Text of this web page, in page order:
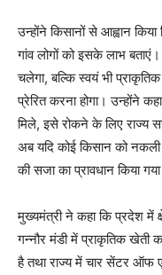
उन्होंने किसानों से आह्वान
गांव लोगों को इसके लाभ
चलेगा, बल्कि स्वयं भी
प्रेरित करना होगा। उन्होंने
मिले, इसे रोकने के लिए राज्य
अब यदि कोई किसान को नकली
की सजा का प्रावधान किया
मुख्यमंत्री ने कहा कि प्रदेश में
गन्नौर मंडी में प्राकृतिक खेती
है तथा राज्य में चार सेंटर ऑफ